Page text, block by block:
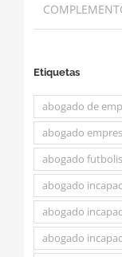
Etiquetas
abogado de
abogado
abogado
abogado
abogado
abogado